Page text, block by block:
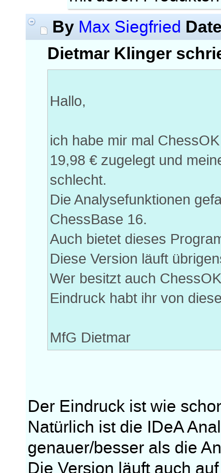
By Max Siegfried
Dietmar Klinger
Hallo,
ich habe mir mal
19,98 € zugelegt und
schlecht.
Die Analysefunktionen
ChessBase 16.
Auch bietet dieses
Diese Version läuft
Wer besitzt auch
Eindruck habt ihr von
MfG Dietmar
Der Eindruck ist wie
Natürlich ist die IDeA
genauer/besser als die
Die Version läuft auch